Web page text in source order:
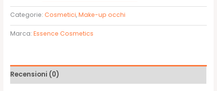
PLAY
GEL
EYELINER
Essence
quantità
Categorie:Cosmetici,Make-up occhi
Marca:Essence Cosmetics
Recensioni (0)